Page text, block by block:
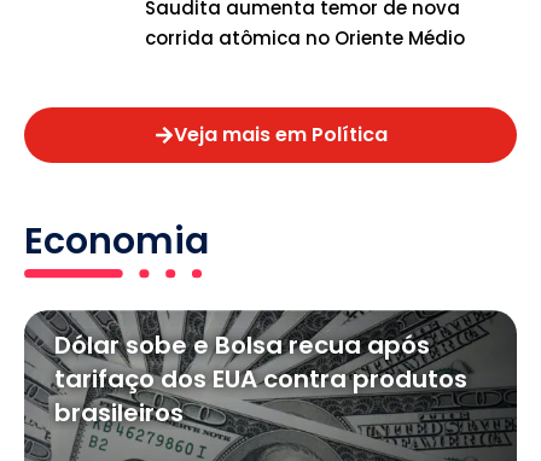
Saudita aumenta temor de nova
corrida atômica no Oriente Médio
Veja mais em Política
Economia
Dólar sobe e Bolsa recua após
tarifaço dos EUA contra produtos
brasileiros